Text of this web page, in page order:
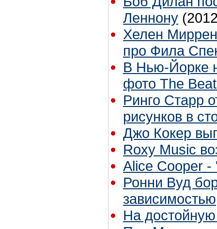
Леннону
Хелен
про Фила
В Нью-Йорке
фото The
Ринго Старр
рисунков в
Джо Кокер
Roxy Music
Alice Cooper
Ронни Вуд
зависимостью
На достойную